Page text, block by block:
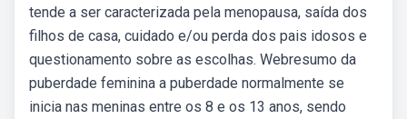
tende a ser caracterizada pela menopausa, saída dos
filhos de casa, cuidado e/ou perda dos pais idosos e
questionamento sobre as escolhas. Webresumo da
puberdade feminina a puberdade normalmente se
inicia nas meninas entre os 8 e os 13 anos, sendo